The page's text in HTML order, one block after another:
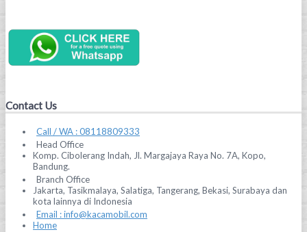
Contact Us
Call / WA : 08118809333
Head Office
Komp. Cibolerang Indah, Jl. Margajaya Raya No. 7A, Kopo,
Bandung.
Branch Office
Jakarta, Tasikmalaya, Salatiga, Tangerang, Bekasi, Surabaya dan
kota lainnya di Indonesia
Email : info@kacamobil.com
Home